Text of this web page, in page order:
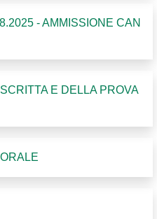
- AMMISSIONE CAN
E DELLA PROVA